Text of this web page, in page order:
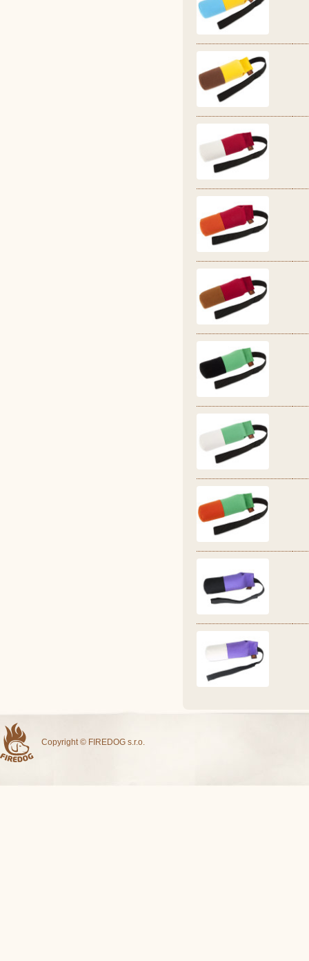
Copyright © FIREDOG s.r.o.